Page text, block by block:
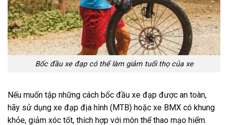
Bốc đầu xe đạp có thể làm giảm tuổi thọ của xe
Nếu muốn tập những cách bốc đầu xe đạp được an toàn,
hãy sử dụng xe đạp địa hình (MTB) hoặc xe BMX có khung
khỏe, giảm xóc tốt, thích hợp với môn thể thao mạo hiểm.